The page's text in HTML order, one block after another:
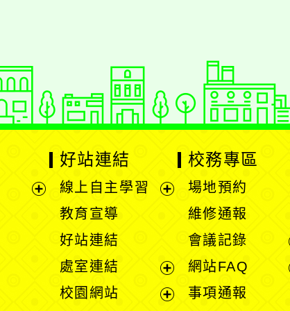
好站連結
線上自主學習
單
教育宣導
好站連結
處室連結
展
校園網站
校務專區
場地預約
維修通報
會議記錄
網站FAQ
事項通報